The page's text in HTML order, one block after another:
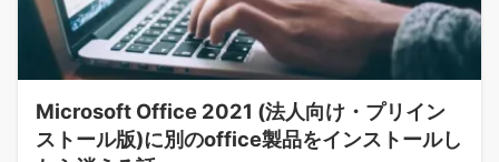
Microsoft Office 2021 (法人向け・プリイン
ストール版)に別のoffice製品をインストールし